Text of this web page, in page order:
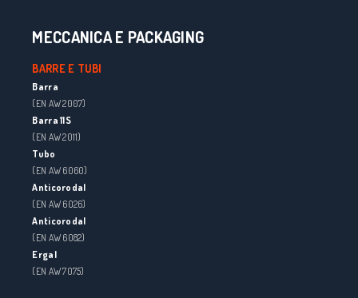
MECCANICA E PACKAGING
BARRE E TUBI
Barra
(EN AW 2007)
Barra 11S
(EN AW 2011)
Tubo
(EN AW 6060)
Anticorodal
(EN AW 6026)
Anticorodal
(EN AW 6082)
Ergal
(EN AW 7075)